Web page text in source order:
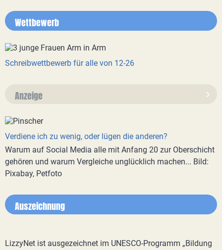
Wettbewerb
Schreibwettbewerb für alle von 12-26
Anzeige
Verdiene ich zu wenig, oder lügen die anderen?
Warum auf Social Media alle mit Anfang 20 zur Oberschicht
gehören und warum Vergleiche unglücklich machen... Bild:
Pixabay, Petfoto
Auszeichnung
LizzyNet ist ausgezeichnet im UNESCO-Programm „Bildung